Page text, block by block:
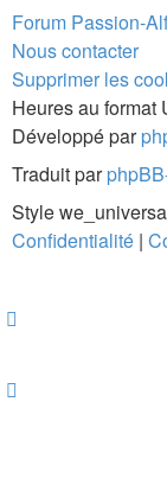
Forum Passion-
Nous contacter
Supprimer les
Heures au format
Développé par
Traduit par
Style
Confidentialité |